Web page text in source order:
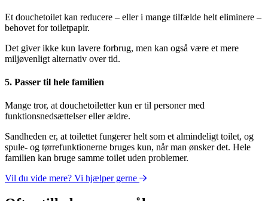
Et douchetoilet kan reducere – eller i mange tilfælde helt eliminere –
behovet for toiletpapir.
Det giver ikke kun lavere forbrug, men kan også være et mere
miljøvenligt alternativ over tid.
5. Passer til hele familien
Mange tror, at douchetoiletter kun er til personer med
funktionsnedsættelser eller ældre.
Sandheden er, at toilettet fungerer helt som et almindeligt toilet, og
spule- og tørrefunktionerne bruges kun, når man ønsker det. Hele
familien kan bruge samme toilet uden problemer.
Vil du vide mere? Vi hjælper gerne